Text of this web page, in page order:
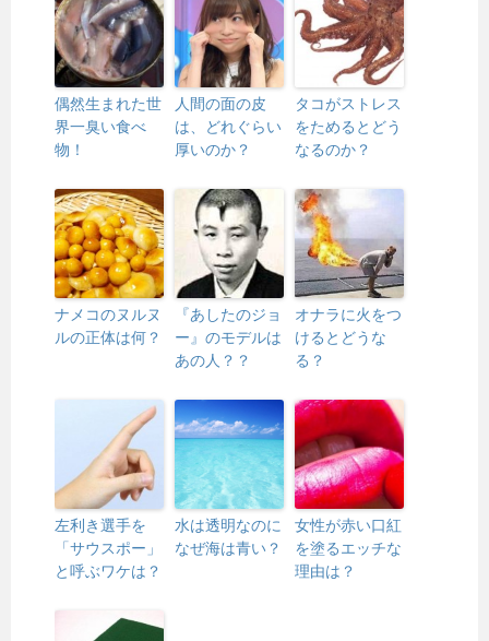
偶然生まれた世
界一臭い食べ
物！
人間の面の皮
は、どれぐらい
厚いのか？
タコがストレス
をためるとどう
なるのか？
ナメコのヌルヌ
ルの正体は何？
『あしたのジョ
ー』のモデルは
あの人？？
オナラに火をつ
けるとどうな
る？
左利き選手を
「サウスポー」
と呼ぶワケは？
水は透明なのに
なぜ海は青い？
女性が赤い口紅
を塗るエッチな
理由は？